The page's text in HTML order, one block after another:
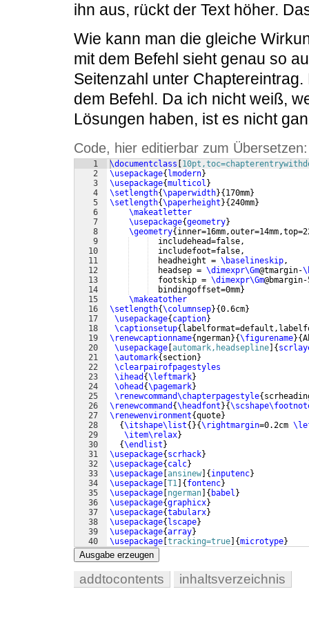
ihn aus, rückt der Text höher.
Wie kann man die gleiche
mit dem Befehl sieht genau so
Seitenzahl unter
dem Befehl. Da ich nicht weiß,
Lösungen haben, ist es nicht
Code, hier editierbar zum Übersetzen:
1
2
3
4
5
6
7
8
9
10
11
12
13
14
15
16
17
18
19
20
21
22
23
24
25
26
27
28
29
30
31
32
33
34
35
36
37
38
39
40
41
\documentclass
\usepackage{ lmodern}
\usepackage{multicol }
\setlength{\paperwidth}{ 170mm}
\setlength{\paperheight }{240mm}
\makeatletter
\usepackage{geometry}
\geometry{
  includehead=false,
  includefoot=false,
  headheight =
\baselineskip,
  headsep =
\dimexpr\Gm@tmargin-
  footskip =
\dimexpr\Gm
  bindingoffset=0mm
}
\makeatother
\setlength{\columnsep}{0.6cm}
\usepackage{ caption}
\captionsetup{
\renewcaptionname{ ngerman}{\figurename}{
\usepackage automark,headsepline {
\automark{ section}
\clearpairofpagestyles
\ihead {\leftmark}
\ohead {\pagemark}
\renewcommand\chapterpagestyle{
\renewcommand {\headfont }{
\renewenvironment{quote}
{\itshape\list{ }{\rightmargin=0.2cm
\item\relax}
{\endlist }
\usepackage{ scrhack}
\usepackage{ calc}
\usepackage ansinew { inputenc}
\usepackage T1 { fontenc}
\usepackage ngerman { babel }
\usepackage{graphicx}
\usepackage{tabularx}
\usepackage{ lscape}
\usepackage{array}
\usepackage tracking=true {microtype}
\DeclareMicrotypeSet
Ausgabe erzeugen
addtocontents inhaltsverzeichnis